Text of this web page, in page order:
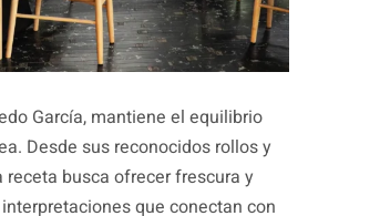
García, mantiene el equilibrio
Desde sus reconocidos rollos y
busca ofrecer frescura y
que conectan con